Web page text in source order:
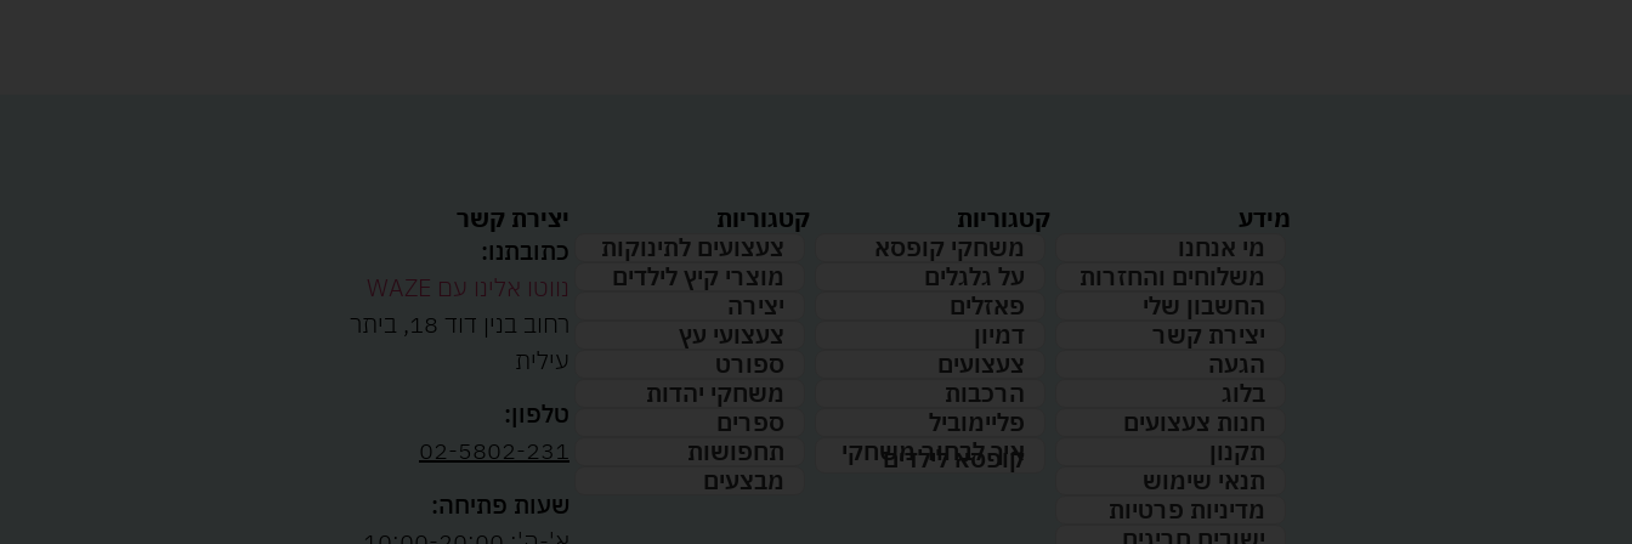
מידע
מי אנחנו
משלוחים והחזרות
החשבון שלי
יצירת קשר
הגעה
בלוג
חנות צעצועים
תקנון
תנאי שימוש
מדיניות פרטיות
קטגוריות
משחקי קופסא
על גלגלים
פאזלים
דמיון
צעצועים
הרכבות
פליימוביל
איך לבחור משחקי
קופסא לילדים
קטגוריות
צעצועים לתינוקות
מוצרי קיץ לילדים
יצירה
צעצועי עץ
ספורט
משחקי יהדות
ספרים
תחפושות
מבצעים
יצירת קשר
כתובתנו:
נווטו אלינו עם WAZE
רחוב בנין דוד 18, ביתר
עילית
טלפון:
02-5802-231
שעות פתיחה: